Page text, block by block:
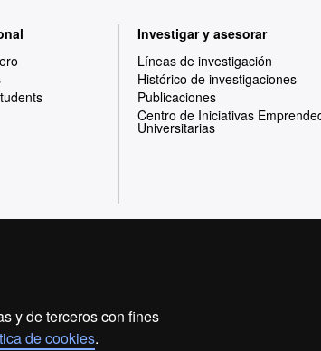
y de terceros con fines
de cookies.
Investigar y asesorar
Líneas de investigación
Histórico de investigaciones
Publicaciones
Centro de Iniciativas
Universitarias
una universidad líder que imparte una
adecuada a las necesidades de la sociedad y